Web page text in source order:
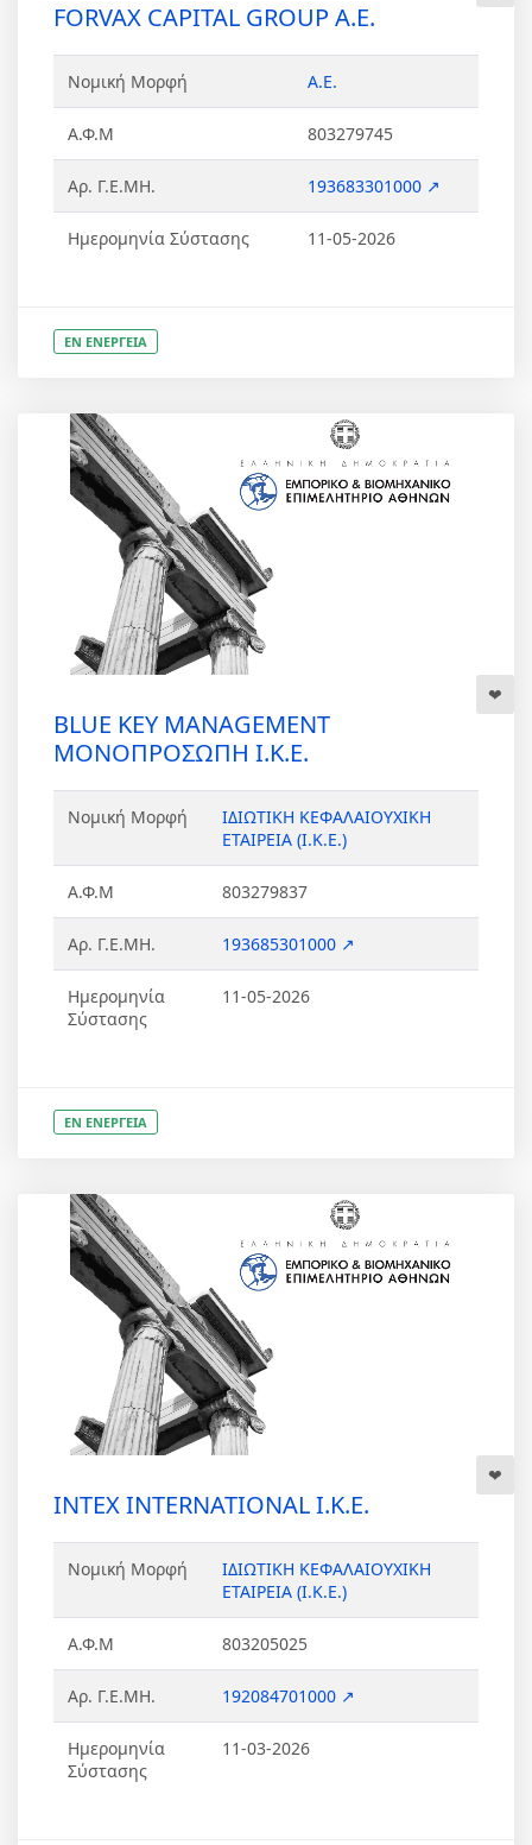
FORVAX CAPITAL GROUP Α.Ε.
Νομική Μορφή Α.Ε.
Α.Φ.Μ 803279745
Αρ. Γ.Ε.ΜΗ. 193683301000 ↗
Ημερομηνία Σύστασης 11-05-2026
ΕΝ ΕΝΕΡΓΕΙΑ
BLUE KEY MANAGEMENT
ΜΟΝΟΠΡΟΣΩΠΗ Ι.Κ.Ε.
Νομική Μορφή
ΙΔΙΩΤΙΚΗ ΚΕΦΑΛΑΙΟΥΧΙΚΗ
ΕΤΑΙΡΕΙΑ (Ι.Κ.Ε.)
Α.Φ.Μ 803279837
Αρ. Γ.Ε.ΜΗ. 193685301000 ↗
Ημερομηνία
Σύστασης
11-05-2026
ΕΝ ΕΝΕΡΓΕΙΑ
INTEX INTERNATIONAL Ι.Κ.Ε.
Νομική Μορφή
ΙΔΙΩΤΙΚΗ ΚΕΦΑΛΑΙΟΥΧΙΚΗ
ΕΤΑΙΡΕΙΑ (Ι.Κ.Ε.)
Α.Φ.Μ 803205025
Αρ. Γ.Ε.ΜΗ. 192084701000 ↗
Ημερομηνία
Σύστασης
11-03-2026